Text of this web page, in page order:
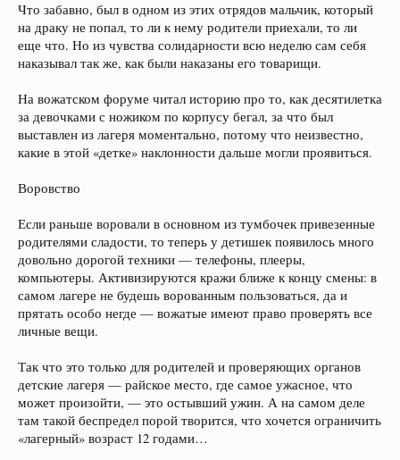
Что забавно, был в одном из этих отрядов мальчик, который
на драку не попал, то ли к нему родители приехали, то ли
еще что. Но из чувства солидарности всю неделю сам себя
наказывал так же, как были наказаны его товарищи.
На вожатском форуме читал историю про то, как десятилетка
за девочками с ножиком по корпусу бегал, за что был
выставлен из лагеря моментально, потому что неизвестно,
какие в этой «детке» наклонности дальше могли проявиться.
Воровство
Если раньше воровали в основном из тумбочек привезенные
родителями сладости, то теперь у детишек появилось много
довольно дорогой техники — телефоны, плееры,
компьютеры. Активизируются кражи ближе к концу смены: в
самом лагере не будешь ворованным пользоваться, да и
прятать особо негде — вожатые имеют право проверять все
личные вещи.
Так что это только для родителей и проверяющих органов
детские лагеря — райское место, где самое ужасное, что
может произойти, — это остывший ужин. А на самом деле
там такой беспредел порой творится, что хочется ограничить
«лагерный» возраст 12 годами…